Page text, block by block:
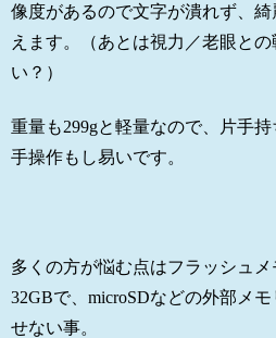
像度があるので文字が潰れず、綺
えます。（あとは視力／老眼との
い？）
重量も299gと軽量なので、片手
手操作もし易いです。
多くの方が悩む点はフラッシュメ
32GBで、microSDなどの外部メモ
せない事。